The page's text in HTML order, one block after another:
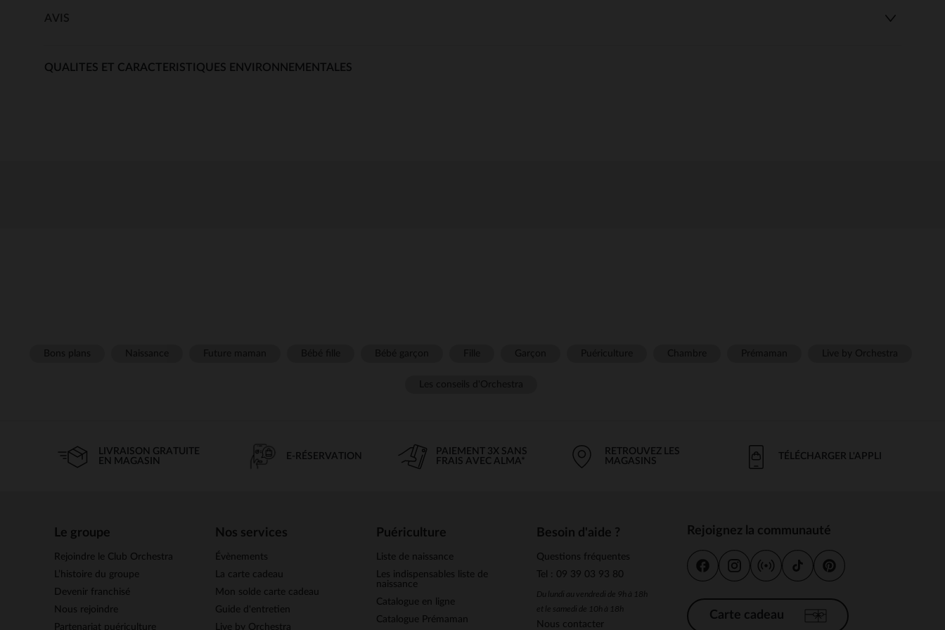
AVIS
QUALITES ET CARACTERISTIQUES ENVIRONNEMENTALES
LIVRAISON GRATUITE
EN MAGASIN
E-RÉSERVATION
PAIEMENT 3X SANS
FRAIS AVEC ALMA*
RETROUVEZ LES
MAGASINS
TÉLÉCHARGER L'APPLI
Le groupe
Rejoindre le Club Orchestra
L’histoire du groupe
Devenir franchisé
Nous rejoindre
Partenariat puériculture
Nos services
Évènements
La carte cadeau
Mon solde carte cadeau
Guide d'entretien
Live by Orchestra
Puériculture
Liste de naissance
Les indispensables liste de
naissance
Catalogue en ligne
Catalogue Prémaman
Besoin d'aide ?
Questions fréquentes
Tel : 09 39 03 93 80
Du lundi au vendredi de 9h à 18h
et le samedi de 10h à 18h
Nous contacter
Rejoignez la communauté
Carte cadeau